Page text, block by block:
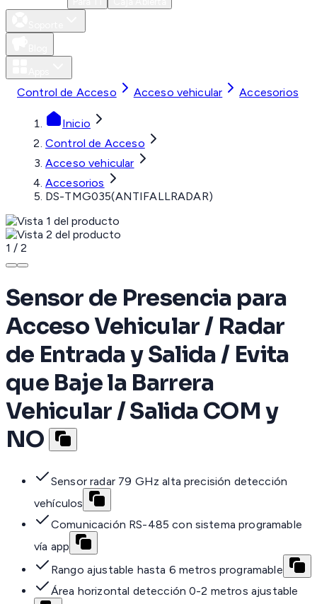
Control de Acceso Acceso vehicular Accesorios
Inicio
Control de Acceso
Acceso vehicular
Accesorios
DS-TMG035(ANTIFALLRADAR)
1 / 2
Sensor de Presencia para
Acceso Vehicular / Radar
de Entrada y Salida / Evita
que Baje la Barrera
Vehicular / Salida COM y
NO
Sensor radar 79 GHz alta precisión detección
vehículos
Comunicación RS-485 con sistema programable
vía app
Rango ajustable hasta 6 metros programable
Área horizontal detección 0-2 metros ajustable